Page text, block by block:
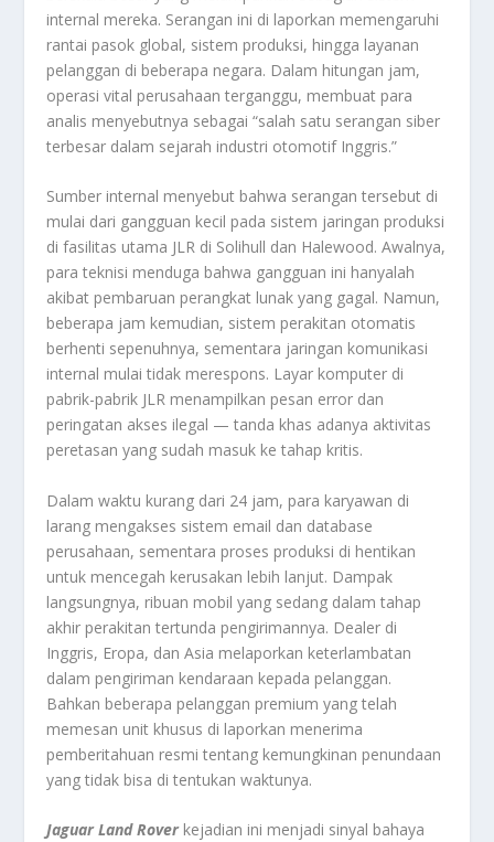
internal mereka. Serangan ini di laporkan memengaruhi
rantai pasok global, sistem produksi, hingga layanan
pelanggan di beberapa negara. Dalam hitungan jam,
operasi vital perusahaan terganggu, membuat para
analis menyebutnya sebagai “salah satu serangan siber
terbesar dalam sejarah industri otomotif Inggris.”
Sumber internal menyebut bahwa serangan tersebut di
mulai dari gangguan kecil pada sistem jaringan produksi
di fasilitas utama JLR di Solihull dan Halewood. Awalnya,
para teknisi menduga bahwa gangguan ini hanyalah
akibat pembaruan perangkat lunak yang gagal. Namun,
beberapa jam kemudian, sistem perakitan otomatis
berhenti sepenuhnya, sementara jaringan komunikasi
internal mulai tidak merespons. Layar komputer di
pabrik-pabrik JLR menampilkan pesan error dan
peringatan akses ilegal — tanda khas adanya aktivitas
peretasan yang sudah masuk ke tahap kritis.
Dalam waktu kurang dari 24 jam, para karyawan di
larang mengakses sistem email dan database
perusahaan, sementara proses produksi di hentikan
untuk mencegah kerusakan lebih lanjut. Dampak
langsungnya, ribuan mobil yang sedang dalam tahap
akhir perakitan tertunda pengirimannya. Dealer di
Inggris, Eropa, dan Asia melaporkan keterlambatan
dalam pengiriman kendaraan kepada pelanggan.
Bahkan beberapa pelanggan premium yang telah
memesan unit khusus di laporkan menerima
pemberitahuan resmi tentang kemungkinan penundaan
yang tidak bisa di tentukan waktunya.
Jaguar Land Rover kejadian ini menjadi sinyal bahaya